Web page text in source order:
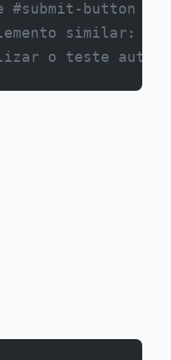
button
similar:
o teste